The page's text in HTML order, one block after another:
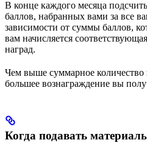
В конце каждого месяца
баллов, набранных вами за все
зависимости от суммы баллов,
вам начисляется
наград.
Чем выше суммарное количество
большее вознаграждение вы
Когда подавать